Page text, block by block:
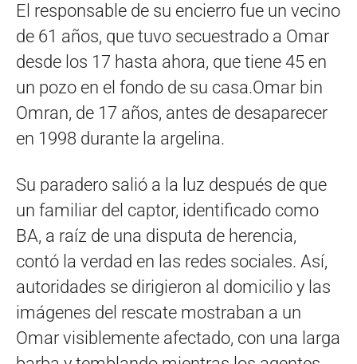
El responsable de su encierro fue un vecino
de 61 años, que tuvo secuestrado a Omar
desde los 17 hasta ahora, que tiene 45 en
un pozo en el fondo de su casa.Omar bin
Omran, de 17 años, antes de desaparecer
en 1998 durante la argelina.
Su paradero salió a la luz después de que
un familiar del captor, identificado como
BA, a raíz de una disputa de herencia,
contó la verdad en las redes sociales. Así,
autoridades se dirigieron al domicilio y las
imágenes del rescate mostraban a un
Omar visiblemente afectado, con una larga